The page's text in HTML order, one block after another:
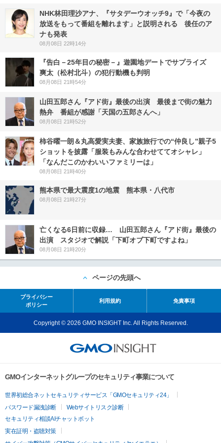
NHK林田理沙アナ、『サタデーウオッチ9』で「今夜の
放送をもって番組を離れます」と説明される 後任のア
ナも発表
08月08日 22時14分
『告白－25年目の秘密－』遊園地デートでサプライズ
爽太（松村北斗）の犯行動機も判明
08月08日 21時54分
山田五郎さん『アド街』最後の出演 最後まで街の魅力
熱弁 番組が感謝「天国の五郎さんへ」
08月08日 21時52分
柿谷曜一朗＆丸高愛実夫妻、家族旅行での“仲良し”親子5
ショットを披露「服装もみんな合わせててオシャレ」
「なんだこのかわいいファミリーは」
08月08日 21時40分
熊本県で最大震度1の地震 熊本県・八代市
08月08日 21時27分
亡くなる6日前に収録… 山田五郎さん『アド街』最後の
出演 スタジオで解説「下町オブ下町ですよね」
08月08日 21時20分
ページの先頭へ
プライバシー
ポリシー
利用規約 免責事項
Copyright © 2026 GMO INSIGHT Inc. All Rights Reserved.
GMOインターネットグループのセキュリティ事業について
世界初総合ネットセキュリティサービス「GMOセキュリティ24」
パスワード漏洩診断
Webサイトリスク診断
セキュリティ相談AIチャットボット
実在証明・盗聴対策